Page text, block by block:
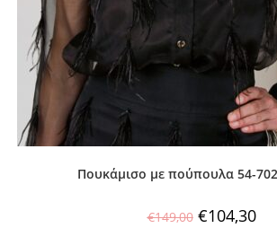
Πουκάμισο με πούπουλα 54-
€149,00 €104,30